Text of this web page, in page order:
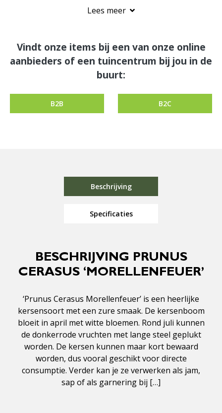
Lees meer
Vindt onze items bij een van onze online
aanbieders of een tuincentrum bij jou in de
buurt:
B2B B2C
Beschrijving
Specificaties
BESCHRIJVING PRUNUS
CERASUS ‘MORELLENFEUER’
‘Prunus Cerasus Morellenfeuer’ is een heerlijke
kersensoort met een zure smaak. De kersenboom
bloeit in april met witte bloemen. Rond juli kunnen
de donkerrode vruchten met lange steel geplukt
worden. De kersen kunnen maar kort bewaard
worden, dus vooral geschikt voor directe
consumptie. Verder kan je ze verwerken als jam,
sap of als garnering bij […]